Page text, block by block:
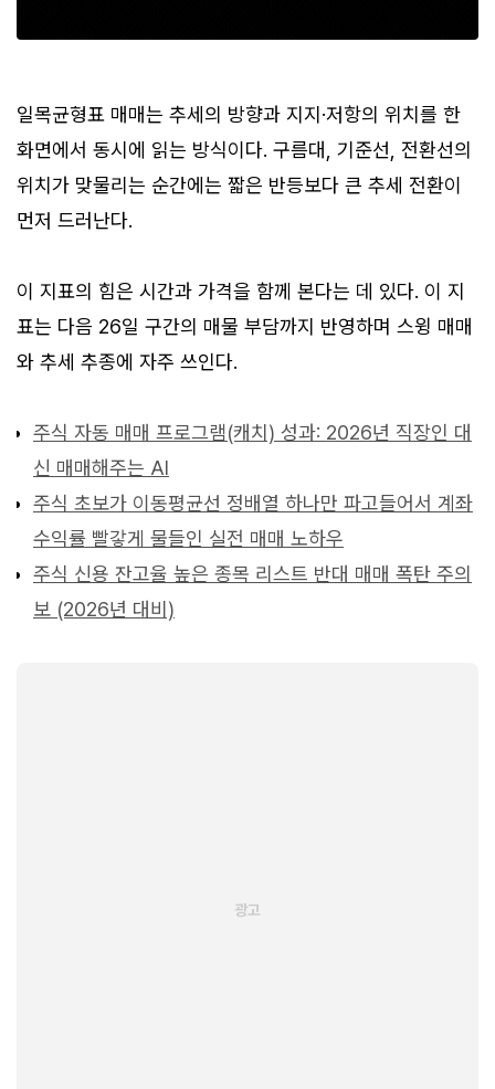
일목균형표 매매는 추세의 방향과 지지·저항의 위치를 한
화면에서 동시에 읽는 방식이다. 구름대, 기준선, 전환선의
위치가 맞물리는 순간에는 짧은 반등보다 큰 추세 전환이
먼저 드러난다.
이 지표의 힘은 시간과 가격을 함께 본다는 데 있다. 이 지
표는 다음 26일 구간의 매물 부담까지 반영하며 스윙 매매
와 추세 추종에 자주 쓰인다.
주식 자동 매매 프로그램(캐치) 성과: 2026년 직장인 대
신 매매해주는 AI
주식 초보가 이동평균선 정배열 하나만 파고들어서 계좌
수익률 빨갛게 물들인 실전 매매 노하우
주식 신용 잔고율 높은 종목 리스트 반대 매매 폭탄 주의
보 (2026년 대비)